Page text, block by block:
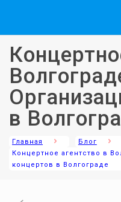
в
Главная Блог
Концертное агентство в
концертов в Волгограде